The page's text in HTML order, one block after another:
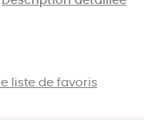
liste de favoris